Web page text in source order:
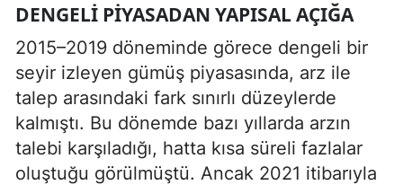
DENGELI PIYASADAN YAPISAL AÇIĞA
2015–2019 döneminde görece dengeli bir
seyir izleyen gümüş piyasasında, arz ile
talep arasındaki fark sınırlı düzeylerde
kalmıştı. Bu dönemde bazı yıllarda arzın
talebi karşıladığı, hatta kısa süreli fazlalar
oluştuğu görülmüştü. Ancak 2021 itibarıyla